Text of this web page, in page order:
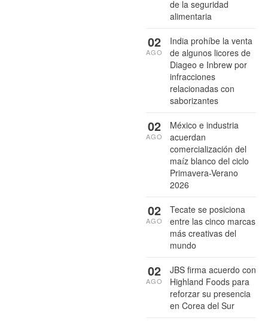
de la seguridad
alimentaria
India prohíbe la venta
de algunos licores de
Diageo e Inbrew por
infracciones
relacionadas con
saborizantes
02
AGO
México e industria
acuerdan
comercialización del
maíz blanco del ciclo
Primavera-Verano
2026
02
AGO
Tecate se posiciona
entre las cinco marcas
más creativas del
mundo
02
AGO
JBS firma acuerdo con
Highland Foods para
reforzar su presencia
en Corea del Sur
02
AGO